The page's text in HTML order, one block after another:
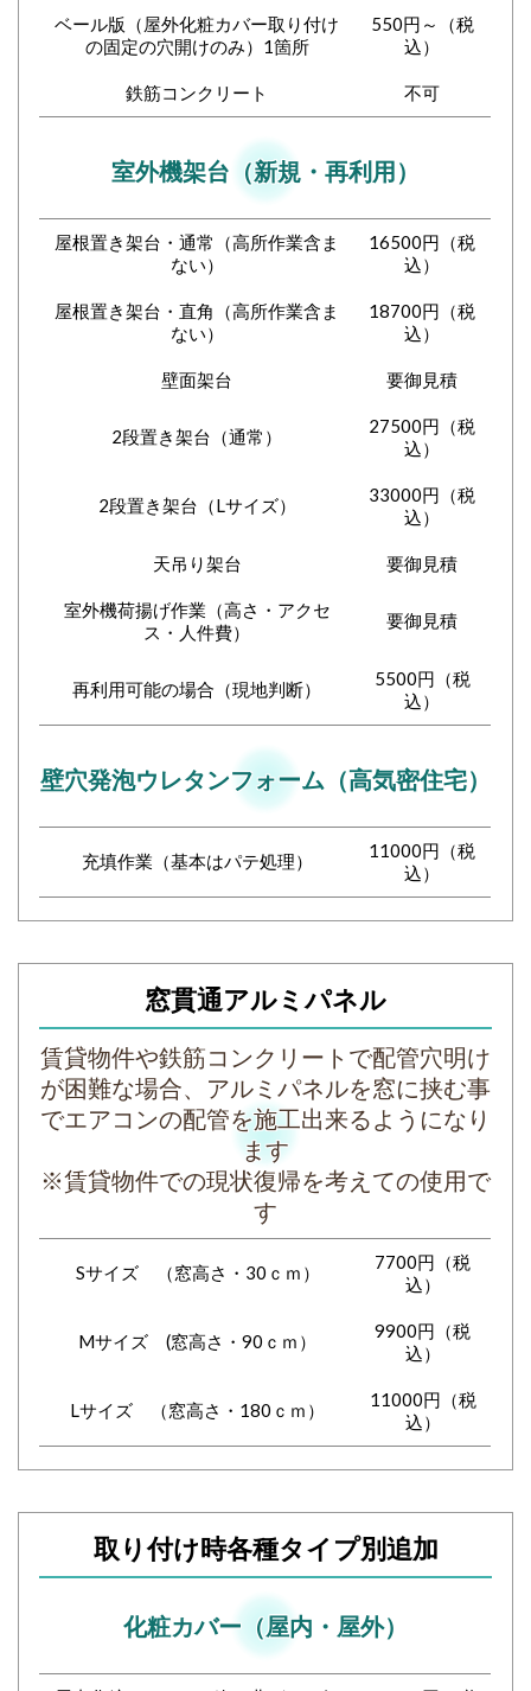
ベール版（屋外化粧カバー取り付け
の固定の穴開けのみ）1箇所
550円～（税
込）
鉄筋コンクリート 不可
室外機架台（新規・再利用）
屋根置き架台・通常（高所作業含ま
ない）
16500円（税
込）
屋根置き架台・直角（高所作業含ま
ない）
18700円（税
込）
壁面架台 要御見積
2段置き架台（通常）
27500円（税
込）
2段置き架台（Lサイズ）
33000円（税
込）
天吊り架台 要御見積
室外機荷揚げ作業（高さ・アクセ
ス・人件費）
要御見積
再利用可能の場合（現地判断）
5500円（税
込）
壁穴発泡ウレタンフォーム（高気密住宅）
充填作業（基本はパテ処理）
11000円（税
込）
窓貫通アルミパネル
賃貸物件や鉄筋コンクリートで配管穴明け
が困難な場合、アルミパネルを窓に挟む事
でエアコンの配管を施工出来るようになり
ます
※賃貸物件での現状復帰を考えての使用で
す
Sサイズ （窓高さ・30ｃｍ）
7700円（税
込）
Mサイズ (窓高さ・90ｃｍ）
9900円（税
込）
Lサイズ （窓高さ・180ｃｍ）
11000円（税
込）
取り付け時各種タイプ別追加
化粧カバー（屋内・屋外）